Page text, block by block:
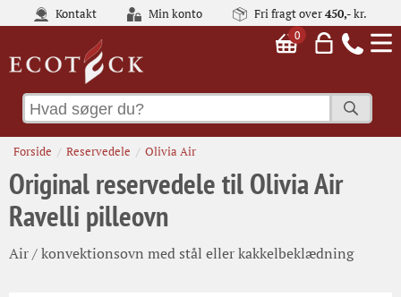
Kontakt Min konto Fri fragt over450,-kr.
0
Forside Reservedele Olivia Air
Original reservedele til Olivia Air
Ravelli pilleovn
Air / konvektionsovn med stål eller kakkelbeklædning